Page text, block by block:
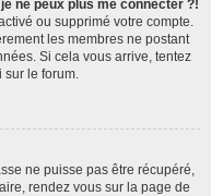
ne peux plus me connecter ?!
ou supprimé votre compte.
les membres ne postant
Si cela vous arrive, tentez
sur le forum.
ne puisse pas être récupéré,
rendez vous sur la page de